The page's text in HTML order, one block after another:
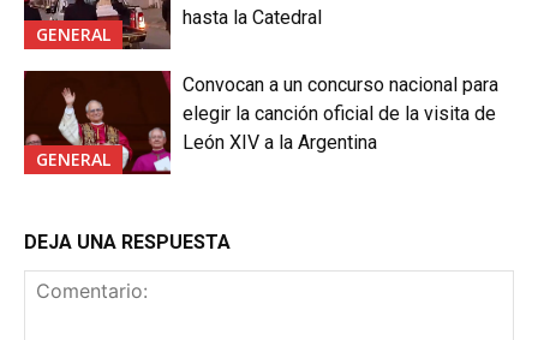
GENERAL
hasta la Catedral
GENERAL
Convocan a un concurso nacional para
elegir la canción oficial de la visita de
León XIV a la Argentina
DEJA UNA RESPUESTA